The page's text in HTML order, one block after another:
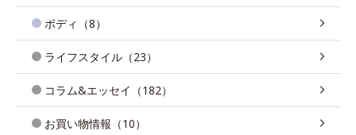
ボディ（8）
ライフスタイル（23）
コラム&エッセイ（182）
お買い物情報（10）